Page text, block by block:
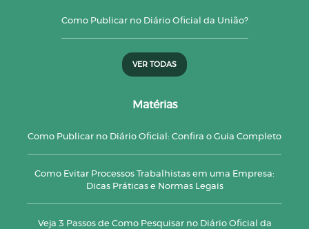
Como Publicar no Diário Oficial da União?
VER TODAS
Matérias
Como Publicar no Diário Oficial: Confira o Guia Completo
Como Evitar Processos Trabalhistas em uma Empresa:
Dicas Práticas e Normas Legais
Veja 3 Passos de Como Pesquisar no Diário Oficial da